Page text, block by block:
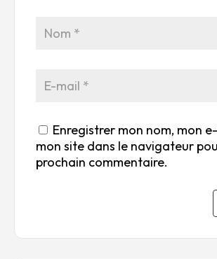
Enregistrer mon nom, mon
mon site dans le navigateur
prochain commentaire.